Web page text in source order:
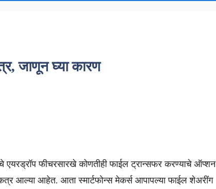
जाणून घ्या कारण
फीचरसारखे कोणतीही फाईल ट्रान्सफर करण्याचे ऑप्शन
आल्या आहेत. आता स्मार्टफोन्स मेकर्स आपापल्या फाईल शेअरींग